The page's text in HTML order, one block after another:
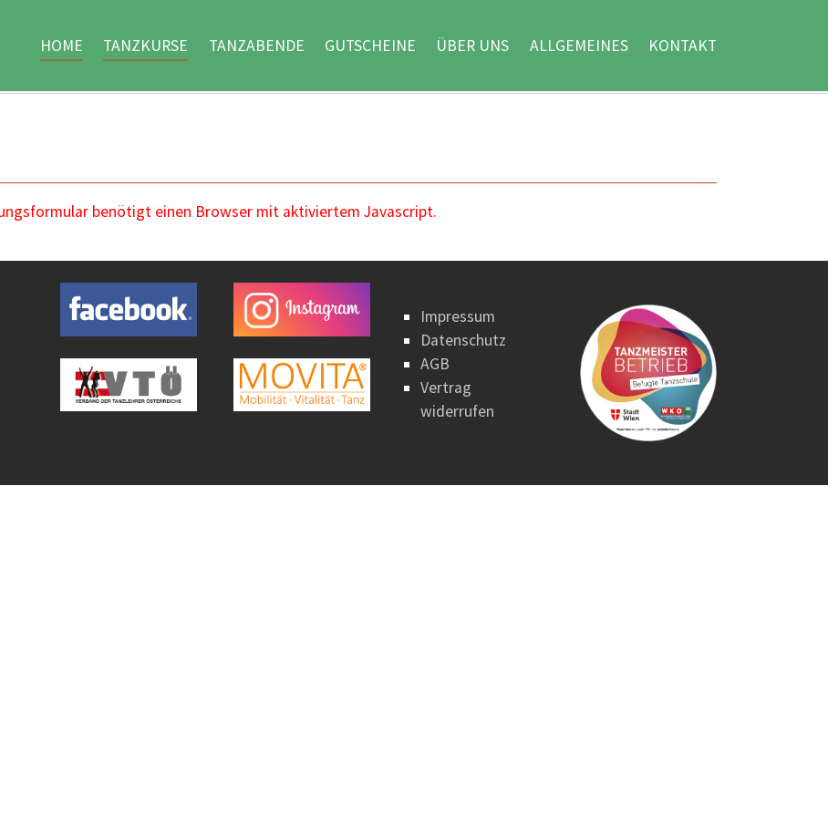
HOME TANZKURSE TANZABENDE GUTSCHEINE ÜBER UNS ALLGEMEINES KONTAKT
benötigt einen Browser mit aktiviertem Javascript.
Impressum
Datenschutz
AGB
Vertrag
widerrufen